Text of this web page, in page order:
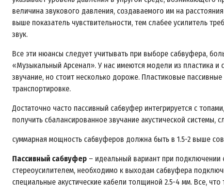
величина звукового давления, создаваемого им на
выше показатель чувствительности, тем слабее усилитель
звук.
Все эти нюансы следует учитывать при выборе сабвуфера,
«Музыкальный Арсенал». У нас имеются модели из пластика
звучание, но стоит несколько дороже. Пластиковые
транспортировке.
Достаточно часто пассивный сабвуфер интегрируется с
получить сбалансированное звучание акустической
суммарная мощность сабвуферов должна быть в 1.5-2 выше
Пассивный сабвуфер – идеальный вариант при подключении
стереоусилителем, необходимо к выходам сабвуфера
специальные акустические кабели толщиной 2.5-4 мм. Все, что